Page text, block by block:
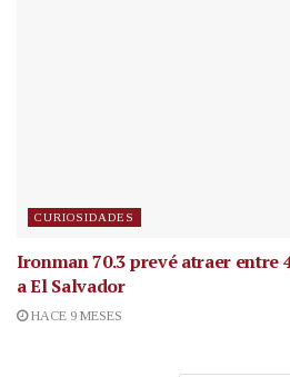
CURIOSIDADES
Ironman 70.3 prevé atraer entre
a El Salvador
HACE 9 MESES